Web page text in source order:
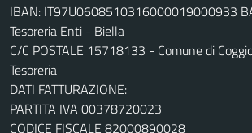
IBAN: IT97U0608510316000019000933
Tesoreria Enti - Biella
C/C POSTALE 15718133 - Comune di
Tesoreria
DATI FATTURAZIONE:
PARTITA IVA 00378720023
CODICE FISCALE 82000890028